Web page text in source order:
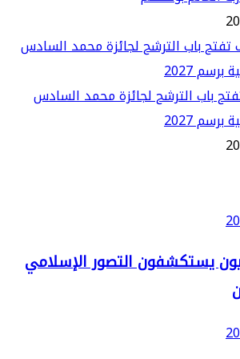
الترشح لجائزة محمد السادس
التصور الإسلامي